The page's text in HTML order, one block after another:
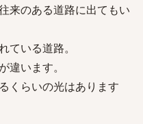
来のある道路に出てもい
ている道路。
違います。
くらいの光はあります